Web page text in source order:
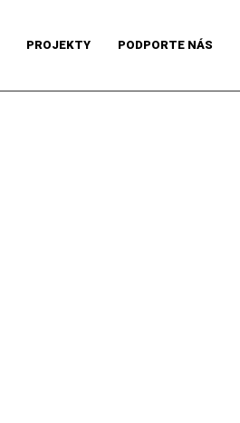
PROJEKTY PODPORTE NÁS